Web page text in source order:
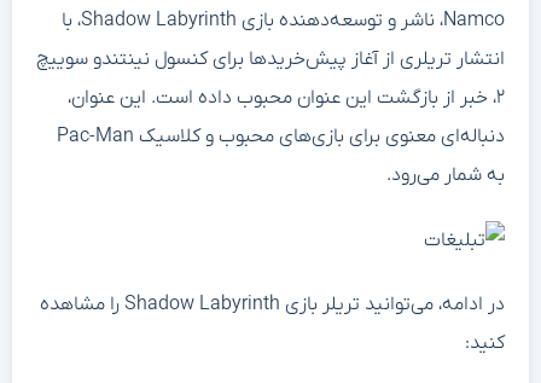
Namco، ناشر و توسعه‌دهنده بازی Shadow Labyrinth، با
انتشار تریلری از آغاز پیش‌خریدها برای کنسول نینتندو سوییچ
۲، خبر از بازگشت این عنوان محبوب داده است. این عنوان،
دنباله‌ای معنوی برای بازی‌های محبوب و کلاسیک Pac-Man
به شمار می‌رود.
در ادامه، می‌توانید تریلر بازی Shadow Labyrinth را مشاهده
کنید: